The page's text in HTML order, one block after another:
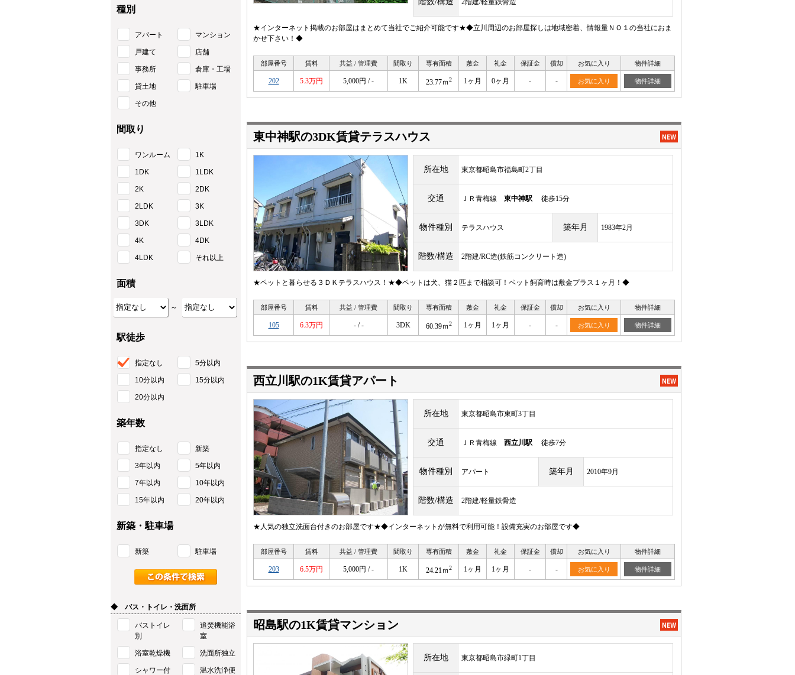
2階建/軽量鉄骨造
★インターネット掲載のお部屋はまとめて当社でご紹介可能です★◆立川周辺のお部屋探しは地域密着、情報量ＮＯ１の当社におま
かせ下さい！◆
部屋番号 賃料 共益 / 管理費 間取り 専有面積 敷金 礼金 保証金 償却 お気に入り 物件詳細
202 5.3万円 5,000円 / - 1K 23.77ｍ2 1ヶ月 0ヶ月 - - お気に入り 物件詳細
東中神駅の3DK賃貸テラスハウス
所在地 東京都昭島市福島町2丁目
交通 ＪＲ青梅線 東中神駅 徒歩15分
物件種別 テラスハウス 築年月 1983年2月
階数/構造 2階建/RC造(鉄筋コンクリート造)
★ペットと暮らせる３ＤＫテラスハウス！★◆ペットは犬、猫２匹まで相談可！ペット飼育時は敷金プラス１ヶ月！◆
部屋番号 賃料 共益 / 管理費 間取り 専有面積 敷金 礼金 保証金 償却 お気に入り 物件詳細
105 6.3万円 - / - 3DK 60.39ｍ2 1ヶ月 1ヶ月 - - お気に入り 物件詳細
西立川駅の1K賃貸アパート
所在地 東京都昭島市東町3丁目
交通 ＪＲ青梅線 西立川駅 徒歩7分
物件種別 アパート 築年月 2010年9月
階数/構造 2階建/軽量鉄骨造
★人気の独立洗面台付きのお部屋です★◆インターネットが無料で利用可能！設備充実のお部屋です◆
部屋番号 賃料 共益 / 管理費 間取り 専有面積 敷金 礼金 保証金 償却 お気に入り 物件詳細
203 6.5万円 5,000円 / - 1K 24.21ｍ2 1ヶ月 1ヶ月 - - お気に入り 物件詳細
昭島駅の1K賃貸マンション
所在地 東京都昭島市緑町1丁目
種別
アパート マンション
戸建て 店舗
事務所 倉庫・工場
貸土地 駐車場
その他
間取り
ワンルーム 1K
1DK 1LDK
2K 2DK
2LDK 3K
3DK 3LDK
4K 4DK
4LDK それ以上
面積
～
駅徒歩
指定なし 5分以内
10分以内 15分以内
20分以内
築年数
指定なし 新築
3年以内 5年以内
7年以内 10年以内
15年以内 20年以内
新築・駐車場
新築 駐車場
◆ バス・トイレ・洗面所
バストイレ
別
追焚機能浴
室
浴室乾燥機 洗面所独立
シャワー付
温水洗浄便